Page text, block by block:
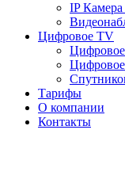
IP
Цифровое TV
Тарифы
О компании
Контакты